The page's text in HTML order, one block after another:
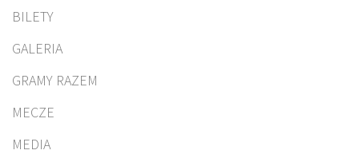
BILETY
GALERIA
GRAMY RAZEM
MECZE
MEDIA